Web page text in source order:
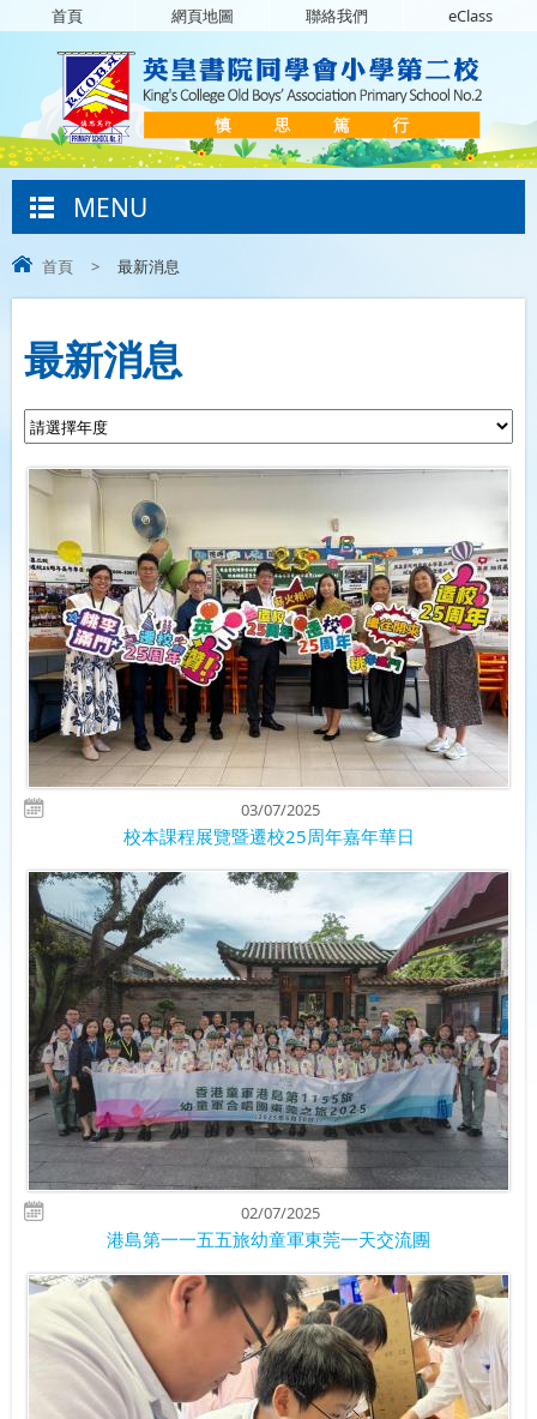
首頁 網頁地圖 聯絡我們 eClass
MENU
首頁 > 最新消息
最新消息
03/07/2025
校本課程展覽暨遷校25周年嘉年華日
02/07/2025
港島第一一五五旅幼童軍東莞一天交流團